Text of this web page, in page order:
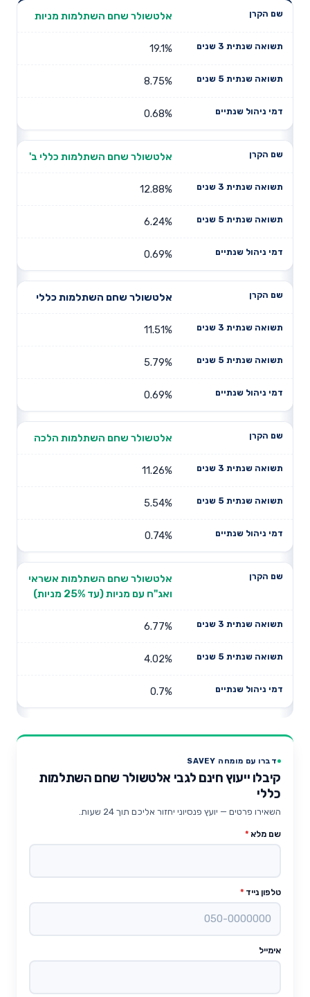
שנים
תשואה
דמי ניהול
אלטשולר שחם השתלמות מניות
19.1%
8.75%
0.68%
אלטשולר שחם השתלמות כללי ב'
12.88%
6.24%
0.69%
אלטשולר שחם השתלמות כללי
11.51%
5.79%
0.69%
אלטשולר שחם השתלמות הלכה
11.26%
5.54%
0.74%
אלטשולר שחם השתלמות אשראי
ואג"ח עם מניות (עד 25% מניות)
6.77%
4.02%
0.7%
דברו עם מומחה SAVEY
קיבלו ייעוץ חינם לגבי אלטשולר שחם השתלמות
כללי
השאירו פרטים — יועץ פנסיוני יחזור אליכם תוך 24 שעות.
שם מלא *
טלפון נייד *
אימייל